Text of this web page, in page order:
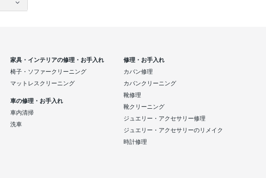
家具・インテリアの修理・お手入れ
椅子・ソファークリーニング
マットレスクリーニング
車の修理・お手入れ
車内清掃
洗車
修理・お手入れ
カバン修理
カバンクリーニング
靴修理
靴クリーニング
ジュエリー・アクセサリー修理
ジュエリー・アクセサリーのリメイク
時計修理